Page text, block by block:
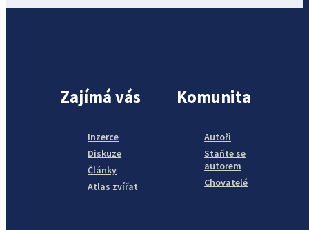
Zajímá vás
Inzerce
Diskuze
Články
Atlas zvířat
Komunita
Autoři
Staňte se
autorem
Chovatelé